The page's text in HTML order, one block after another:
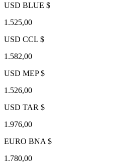
USD BLUE $
1.525,00
USD CCL $
1.582,00
USD MEP $
1.526,00
USD TAR $
1.976,00
EURO BNA $
1.780,00